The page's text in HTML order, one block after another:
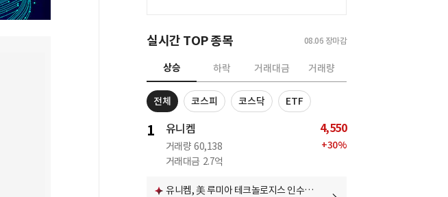
실시간 TOP 종목 08.06 장마감
상승 하락 거래대금 거래량
전체 코스피 코스닥 ETF
1 유니켐
거래량 60,138
거래대금 2.7억
4,550
+30%
유니켐, 美 루미아 테크놀로지스 인수…